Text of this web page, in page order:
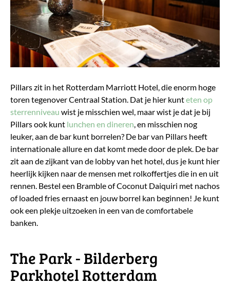
Pillars zit in het Rotterdam Marriott Hotel, die enorm hoge
toren tegenover Centraal Station. Dat je hier kunteten op
sterrenniveau wist je misschien wel, maar wist je dat je bij
Pillars ook kunt lunchen en dineren, en misschien nog
leuker, aan de bar kunt borrelen? De bar van Pillars heeft
internationale allure en dat komt mede door de plek. De bar
zit aan de zijkant van de lobby van het hotel, dus je kunt hier
heerlijk kijken naar de mensen met rolkoffertjes die in en uit
rennen. Bestel een Bramble of Coconut Daiquiri met nachos
of loaded fries ernaast en jouw borrel kan beginnen! Je kunt
ook een plekje uitzoeken in een van de comfortabele
banken.
The Park - Bilderberg
Parkhotel Rotterdam